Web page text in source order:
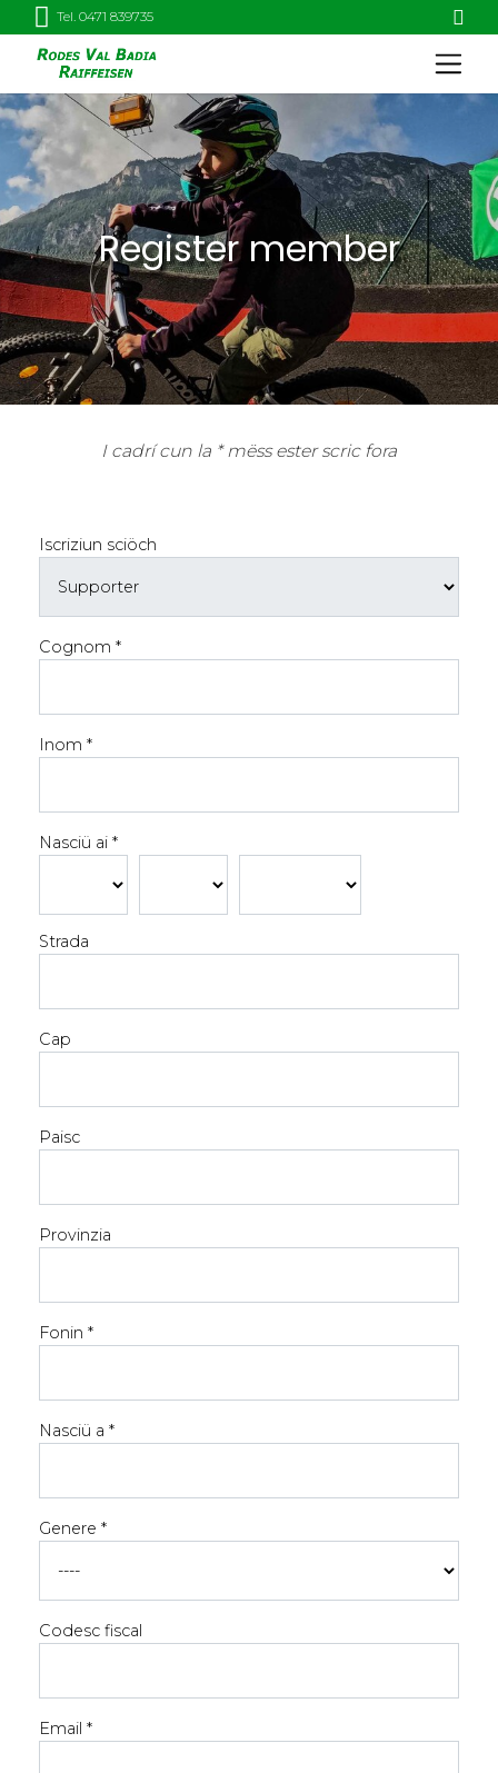
Tel. 0471 839735
Register member
I cadrí cun la * mëss ester scric fora
Iscriziun sciöch
Cognom *
Inom *
Nasciü ai *
Strada
Cap
Paisc
Provinzia
Fonin *
Nasciü a *
Genere *
Codesc fiscal
Email *